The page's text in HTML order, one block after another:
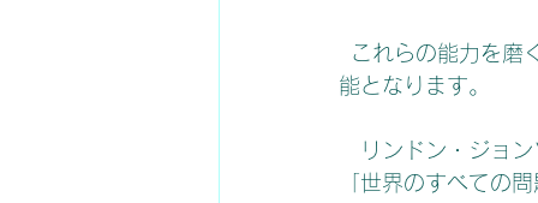
これらの能力を磨
能となります。
リンドン・ジョン
「世界のすべての